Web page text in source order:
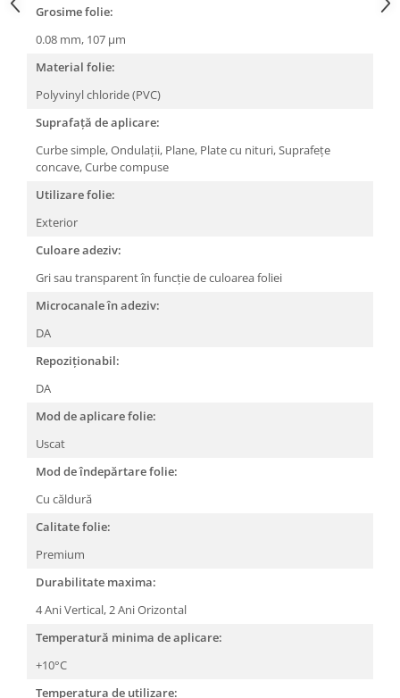
Grosime folie:
0.08 mm, 107 μm
Material folie:
Polyvinyl chloride (PVC)
Suprafață de aplicare:
Curbe simple,Ondulații, Plane, Plate cu nituri,Suprafețe
concave,Curbe compuse
Utilizare folie:
Exterior
Culoare adeziv:
Gri sau transparent în funcție de culoarea foliei
Microcanale în adeziv:
DA
Repoziționabil:
DA
Mod de aplicare folie:
Uscat
Mod de îndepărtare folie:
Cu căldură
Calitate folie:
Premium
Durabilitate maxima:
4 Ani Vertical, 2 Ani Orizontal
Temperatură minima de aplicare:
+10°C
Temperatura de utilizare: